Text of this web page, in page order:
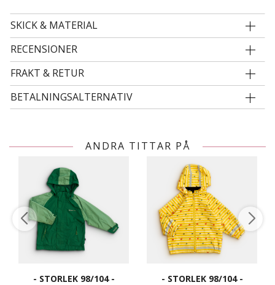
SKICK & MATERIAL
RECENSIONER
FRAKT & RETUR
BETALNINGSALTERNATIV
ANDRA TITTAR PÅ
- STORLEK 98/104 - - STORLEK 98/104 -